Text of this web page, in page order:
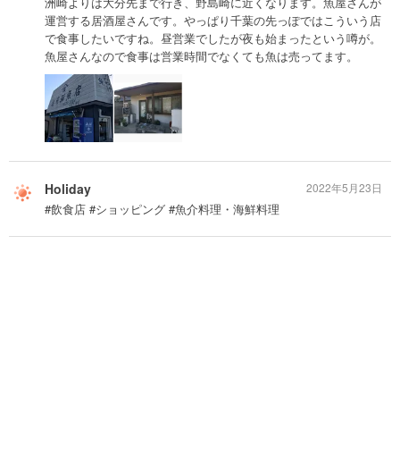
運営する居酒屋さんです。やっぱり千葉の先っぽではこういう店
で食事したいですね。昼営業でしたが夜も始まったという噂が。
魚屋さんなので食事は営業時間でなくても魚は売ってます。
Holiday
#飲食店 #ショッピング #魚介料理・海鮮料理
2022年5月23日